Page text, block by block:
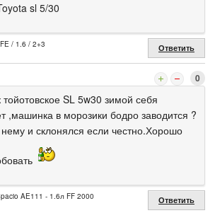
sl 5/30
/ 1.6 / 2+3 Ответить
0
тойотовское SL 5w30 зимой себя
,машинка в морозики бодро заводится ?
нему и склонялся если честно.Хорошо
AE111 - 1.6л FF 2000
Ответить